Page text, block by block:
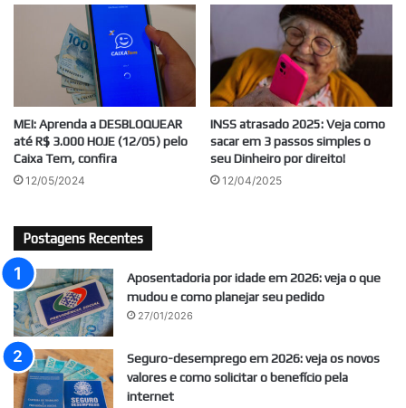
MEI: Aprenda a DESBLOQUEAR
até R$ 3.000 HOJE (12/05) pelo
Caixa Tem, confira
12/05/2024
INSS atrasado 2025: Veja como
sacar em 3 passos simples o
seu Dinheiro por direito!
12/04/2025
Postagens Recentes
Aposentadoria por idade em 2026: veja o que
mudou e como planejar seu pedido
27/01/2026
Seguro-desemprego em 2026: veja os novos
valores e como solicitar o benefício pela
internet